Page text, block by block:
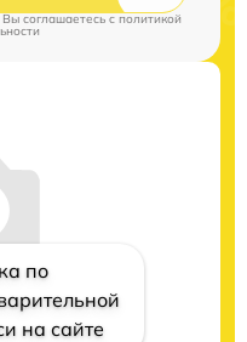
Вы соглашаетесь cполитикой
по
на сайте